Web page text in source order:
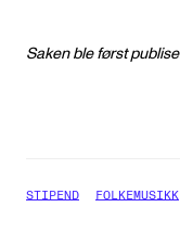
Saken ble først
STIPEND FOLKEMUSIKK